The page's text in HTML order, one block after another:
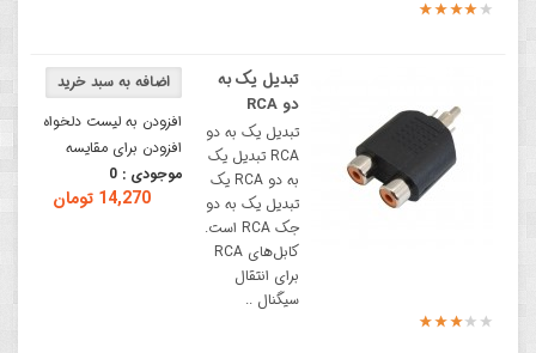
افزودن به لیست دلخواه
افزودن برای مقایسه
موجودی : 0
14,270 تومان
تبديل يک به
دو RCA
تبديل يک به دو
RCA تبديل يک
به دو RCA یک
تبدیل یک به دو
جک RCA است.
کابل‌های RCA
برای انتقال
سیگنال ..